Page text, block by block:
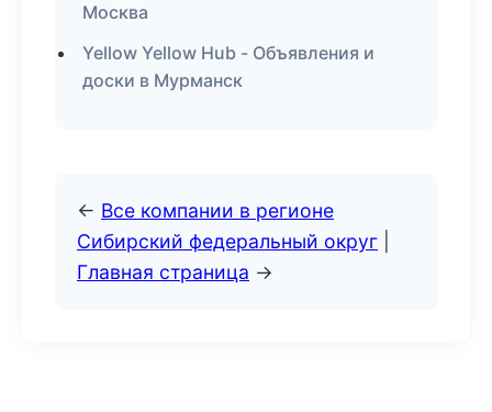
Москва
Yellow Yellow Hub - Объявления и
доски в Мурманск
← Все компании в регионе
Сибирский федеральный округ
Главная страница →